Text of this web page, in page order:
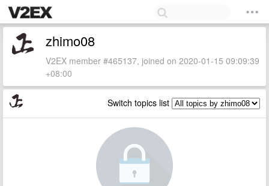
zhimo08
V2EX member #465137, joined on 2020-01-15 09:09:39
+08:00
Switch topics list